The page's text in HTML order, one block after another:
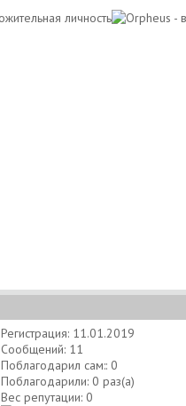
Регистрация: 11.01.2019
Сообщений: 11
Поблагодарил сам:: 0
Поблагодарили: 0 раз(а)
Вес репутации: 0